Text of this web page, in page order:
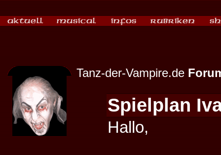
Tanz-der-Vampire.de
Spielplan
Hallo,